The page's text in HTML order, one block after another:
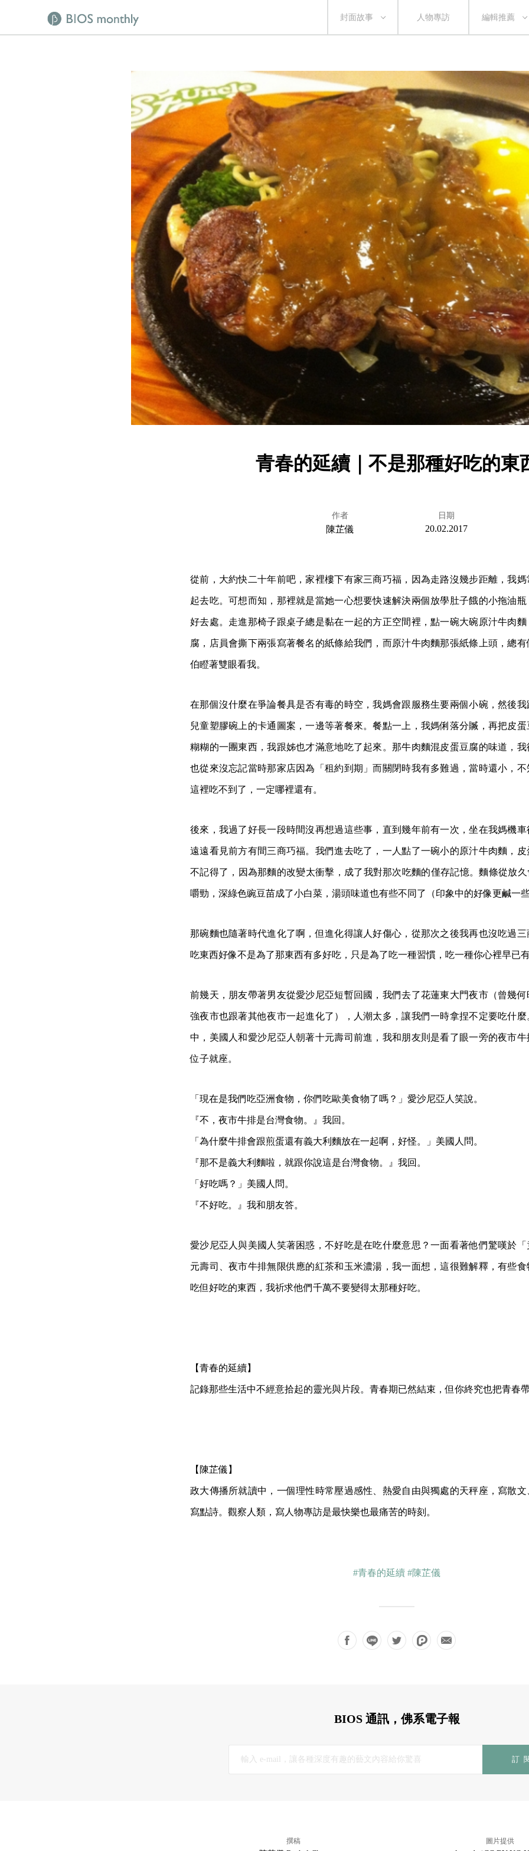
封面故事 人物專訪 編輯推薦
青春的延續｜不是那種好吃的東
作者
陳芷儀
日期
20.02.2017
從前，大約快二十年前吧，家裡樓下有家三商巧福，因為走路沒幾步距離，我
起去吃。可想而知，那裡就是當她一心想要快速解決兩個放學肚子餓的小拖油
好去處。走進那椅子跟桌子總是黏在一起的方正空間裡，點一碗大碗原汁牛肉
腐，店員會撕下兩張寫著餐名的紙條給我們，而原汁牛肉麵那張紙條上頭，總
伯瞪著雙眼看我。
在那個沒什麼在爭論餐具是否有毒的時空，我媽會跟服務生要兩個小碗，然後
兒童塑膠碗上的卡通圖案，一邊等著餐來。餐點一上，我媽俐落分贓，再把皮
糊糊的一團東西，我跟姊也才滿意地吃了起來。那牛肉麵混皮蛋豆腐的味道，
也從來沒忘記當時那家店因為「租約到期」而關閉時我有多難過，當時還小，
這裡吃不到了，一定哪裡還有。
後來，我過了好長一段時間沒再想過這些事，直到幾年前有一次，坐在我媽機
遠遠看見前方有間三商巧福。我們進去吃了，一人點了一碗小的原汁牛肉麵，
不記得了，因為那麵的改變太衝擊，成了我對那次吃麵的僅存記憶。麵條從放
嚼勁，深綠色豌豆苗成了小白菜，湯頭味道也有些不同了（印象中的好像更鹹一
那碗麵也隨著時代進化了啊，但進化得讓人好傷心，從那次之後我再也沒吃過
吃東西好像不是為了那東西有多好吃，只是為了吃一種習慣，吃一種你心裡早已
前幾天，朋友帶著男友從愛沙尼亞短暫回國，我們去了花蓮東大門夜市（曾幾
強夜市也跟著其他夜市一起進化了），人潮太多，讓我們一時拿捏不定要吃什
中，美國人和愛沙尼亞人朝著十元壽司前進，我和朋友則是看了眼一旁的夜市
位子就座。
「現在是我們吃亞洲食物，你們吃歐美食物了嗎？」愛沙尼亞人笑說。
『不，夜市牛排是台灣食物。』我回。
「為什麼牛排會跟煎蛋還有義大利麵放在一起啊，好怪。」美國人問。
『那不是義大利麵啦，就跟你說這是台灣食物。』我回。
「好吃嗎？」美國人問。
『不好吃。』我和朋友答。
愛沙尼亞人與美國人笑著困惑，不好吃是在吃什麼意思？一面看著他們驚嘆於
元壽司、夜市牛排無限供應的紅茶和玉米濃湯，我一面想，這很難解釋，有些
吃但好吃的東西，我祈求他們千萬不要變得太那種好吃。
【青春的延續】
記錄那些生活中不經意拾起的靈光與片段。青春期已然結束，但你終究也把青春
【陳芷儀】
政大傳播所就讀中，一個理性時常壓過感性、熱愛自由與獨處的天秤座，寫散
寫點詩。觀察人類，寫人物專訪是最快樂也最痛苦的時刻。
#青春的延續 #陳芷儀
BIOS 通訊，佛系電子報
訂
撰稿 圖片提供